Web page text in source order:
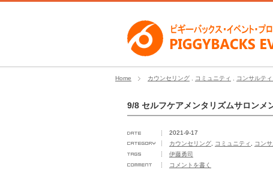
Home カウンセリング コミュニティ コンサルテ
9/8 セルフケアメンタリズムサロンメ
2021-9-17
カウンセリング
コミュニティ コン
伊藤勇司
コメントを書く